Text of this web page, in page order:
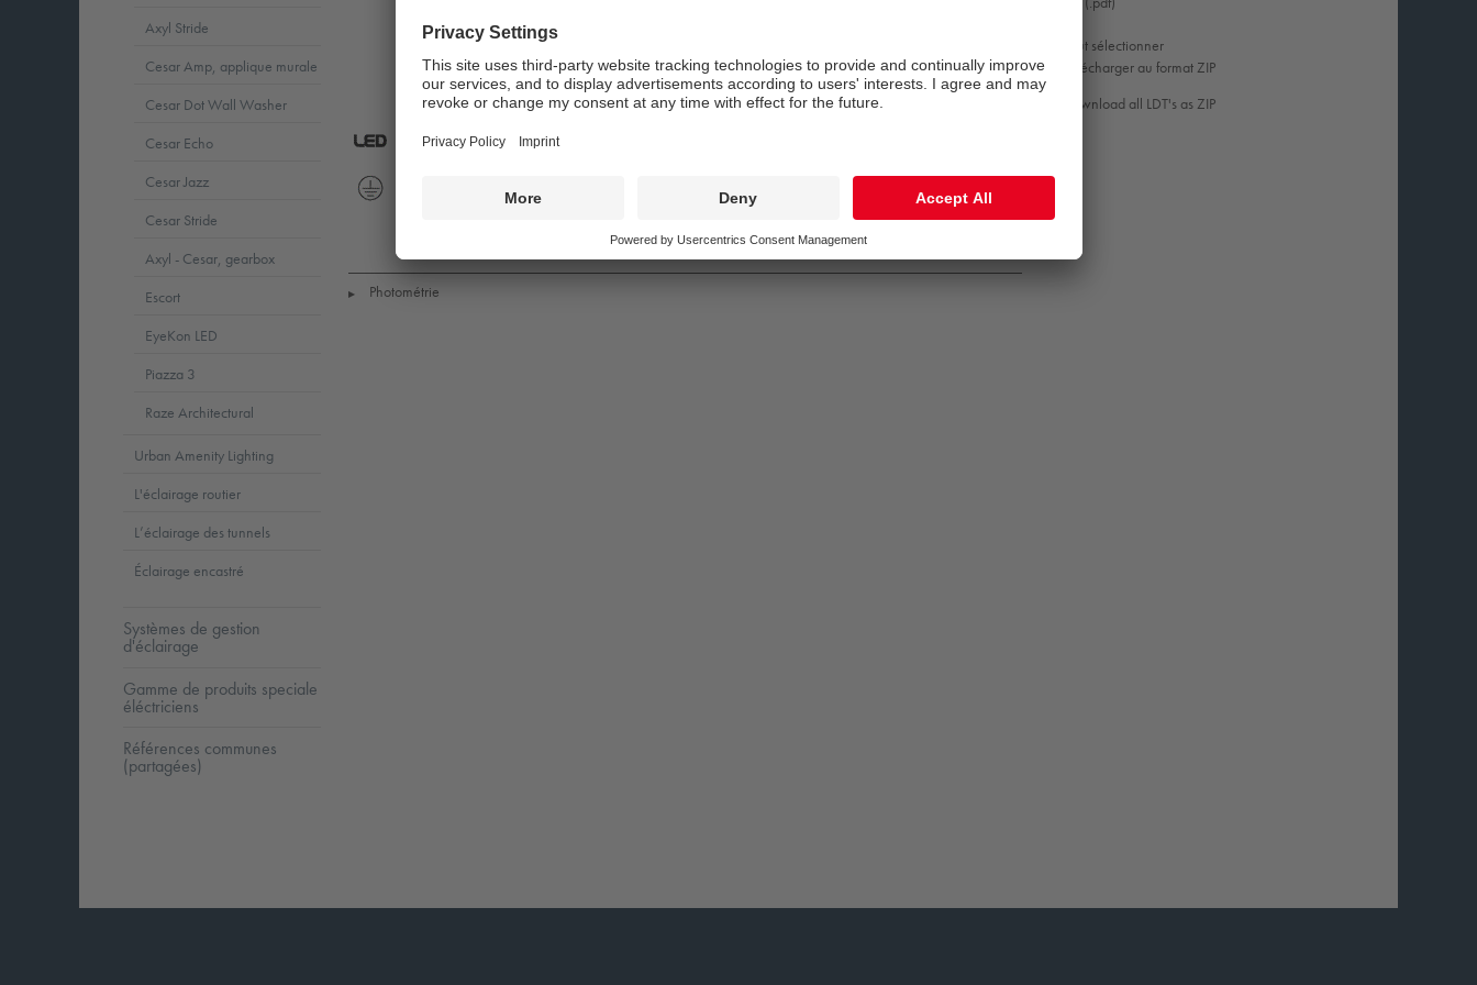
Tout sélectionner
Télécharger au format ZIP
Download all LDT's as ZIP
55015
1
to
+35
▶ Photométrie
Axyl Stride
Cesar Amp, applique murale
Cesar Dot Wall Washer
Cesar Echo
Cesar Jazz
Cesar Stride
Axyl - Cesar, gearbox
Escort
EyeKon LED
Piazza 3
Raze Architectural
Urban Amenity Lighting
L'éclairage routier
L’éclairage des tunnels
Éclairage encastré
Systèmes de gestion
d'éclairage
Gamme de produits speciale
éléctriciens
Références communes
(partagées)